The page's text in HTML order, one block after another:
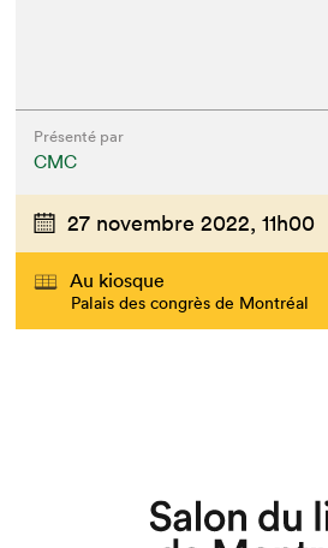
Présenté par
CMC
27 novembre 2022, 11h00
Au kiosque
Palais des congrès de Montréal